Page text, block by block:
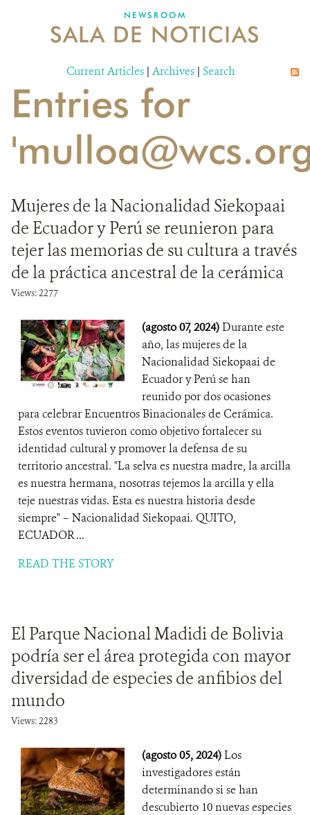
MECANISMO DE ATENCIÓN DE QUEJAS Y RECLAMOS
DONA
NEWSROOM
SALA DE NOTICIAS
Current Articles | Archives | Search
Entries for
Mujeres de la Nacionalidad Siekopaai
de Ecuador y Perú se reunieron para
tejer las memorias de su cultura a través
de la práctica ancestral de la cerámica
Views: 2277
(agosto 07, 2024)Durante este
año, las mujeres de la
Nacionalidad Siekopaai de
Ecuador y Perú se han
reunido por dos ocasiones
para celebrar Encuentros Binacionales de Cerámica.
Estos eventos tuvieron como objetivo fortalecer su
identidad cultural y promover la defensa de su
territorio ancestral. "La selva es nuestra madre, la arcilla
es nuestra hermana, nosotras tejemos la arcilla y ella
teje nuestras vidas. Esta es nuestra historia desde
siempre" – Nacionalidad Siekopaai. QUITO,
ECUADOR ...
READ THE STORY
El Parque Nacional Madidi de Bolivia
podría ser el área protegida con mayor
diversidad de especies de anfibios del
mundo
Views: 2283
(agosto 05, 2024)Los
investigadores están
determinando si se han
descubierto 10 nuevas especies